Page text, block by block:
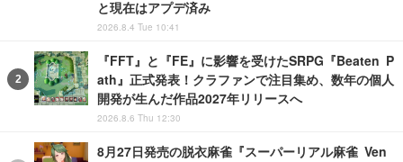
と現在はアプデ済み
2026.8.4 Tue 10:41
『FFT』と『FE』に影響を受けたSRPG『Beaten P
ath』正式発表！クラファンで注目集め、数年の個人
開発が生んだ作品2027年リリースへ
2026.8.6 Thu 12:30
8月27日発売の脱衣麻雀『スーパーリアル麻雀 Ven